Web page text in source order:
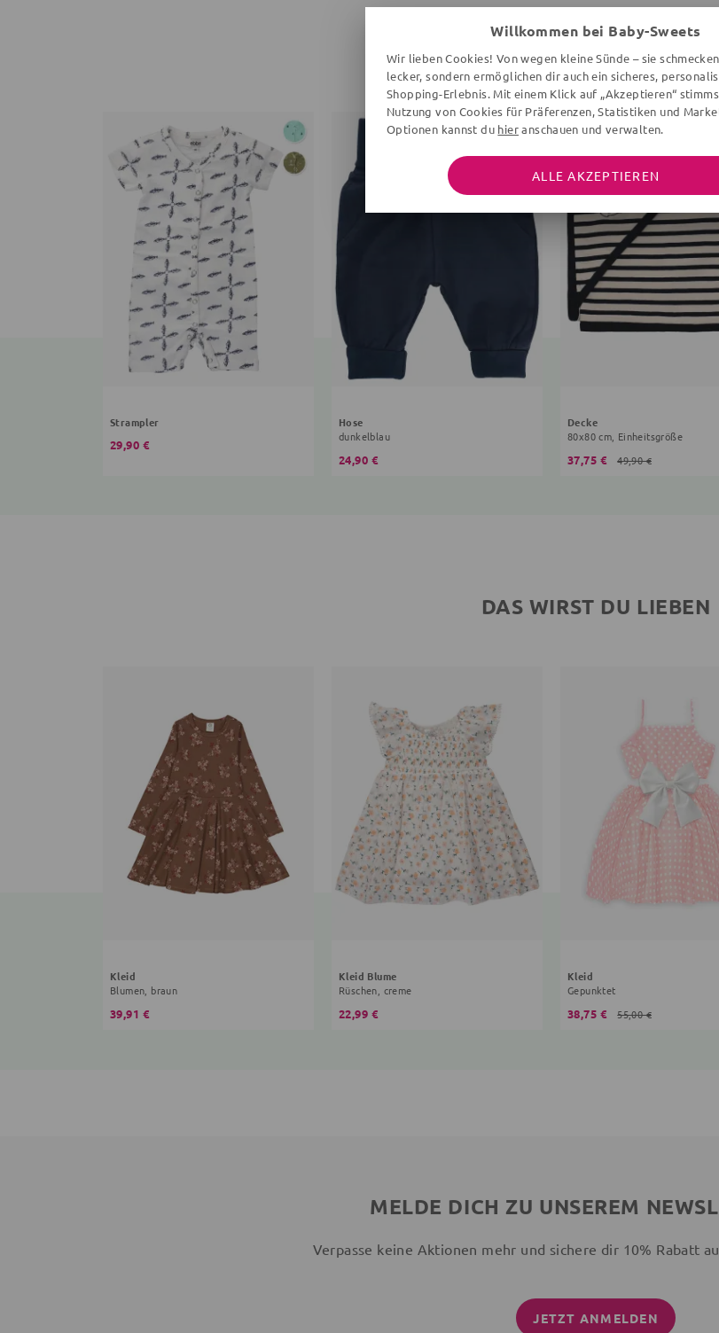
WEITERE ARTIKEL DER
Strampler
29,90 €
Hose
dunkelblau
24,90 €
Decke
80x80 cm, Einheitsgröße
37,75 € 49,90 €
DAS WIRST DU LIEBEN
Kleid
Blumen, braun
39,91 €
Kleid Blume
Rüschen, creme
22,99 €
Kleid
Gepunktet
38,75 € 55,00 €
MELDE DICH ZU UNSEREM
Verpasse keine Aktionen mehr und sichere dir 10% Rabatt
JETZT ANMELDEN
Willkommen bei Baby-Sweets
Wir lieben Cookies! Von wegen kleine Sünde – sie
lecker, sondern ermöglichen dir auch ein sicheres,
Shopping-Erlebnis. Mit einem Klick auf „Akzeptieren“
Nutzung von Cookies für Präferenzen, Statistiken und
Optionen kannst du hieranschauen und verwalten.
ALLE AKZEPTIEREN